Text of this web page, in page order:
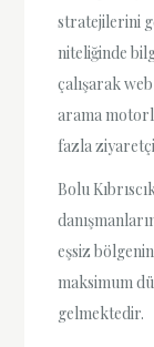
stratejilerini
niteliğinde
çalışarak
arama
fazla
Bolu
eşsiz
maksimum
gelmektedir.